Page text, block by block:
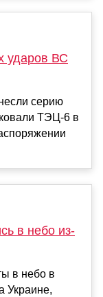
ударов ВС
серию
ТЭЦ-6 в
в небо из-
в небо в
Украине,